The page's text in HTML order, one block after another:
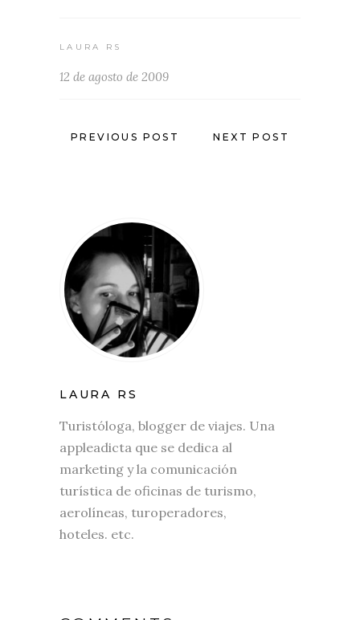
LAURA RS
12 de agosto de 2009
PREVIOUS POST NEXT POST
LAURA RS
Turistóloga, blogger de viajes. Una
appleadicta que se dedica al
marketing y la comunicación
turística de oficinas de turismo,
aerolíneas, turoperadores,
hoteles. etc.